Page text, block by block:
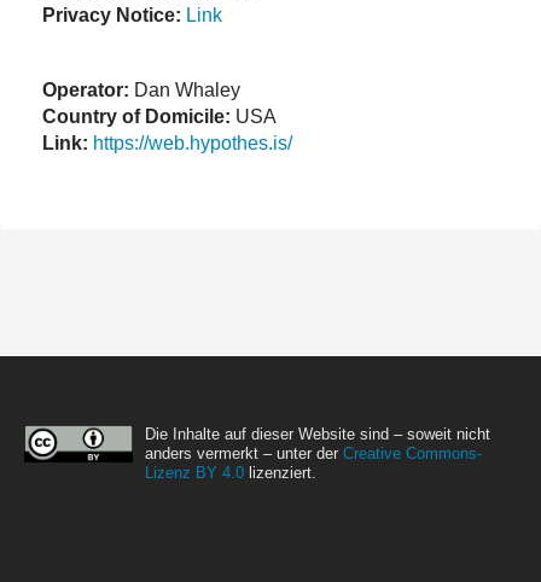
Privacy Notice: Link
Operator: Dan Whaley
Country of Domicile: USA
Link: https://web.hypothes.is/
Die Inhalte auf dieser Website sind – soweit nicht
anders vermerkt – unter der Creative Commons-
Lizenz BY 4.0 lizenziert.